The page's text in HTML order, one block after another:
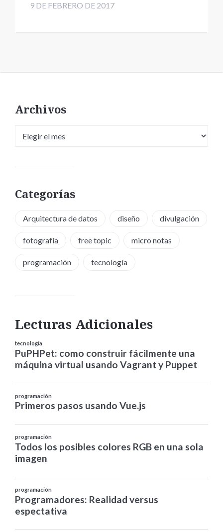
9 DE FEBRERO DE 2017
Archivos
Categorías
Arquitectura de datos diseño divulgación
fotografía free topic micro notas
programación tecnología
Lecturas Adicionales